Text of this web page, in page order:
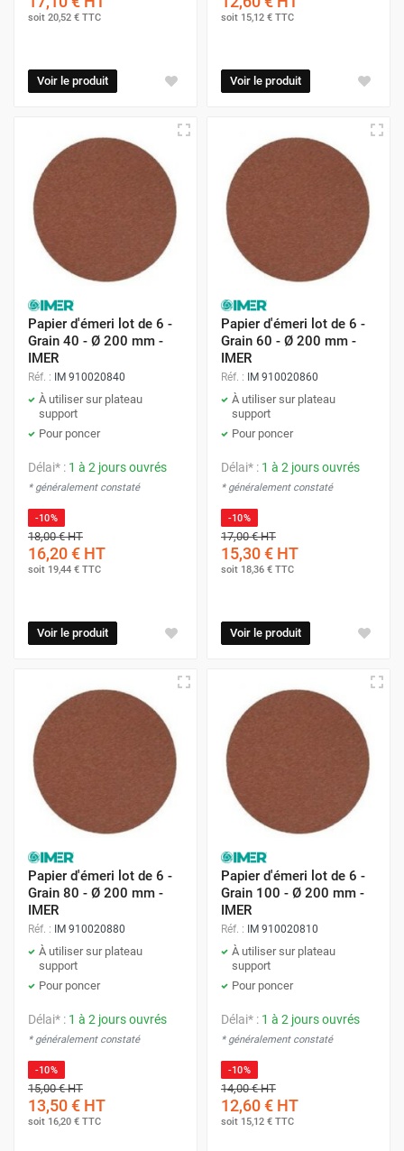
soit 20,52 € TTC
Voir le produit
soit 15,12 € TTC
Voir le produit
Papier d'émeri lot de 6 -
Grain 40 - Ø 200 mm -
IMER
Réf. : IM 910020840
À utiliser sur plateau
support
Pour poncer
Délai* : 1 à 2 jours ouvrés
* généralement constaté
-10%
18,00 €HT
16,20 € HT
soit 19,44 € TTC
Voir le produit
Papier d'émeri lot de 6 -
Grain 60 - Ø 200 mm -
IMER
Réf. : IM 910020860
À utiliser sur plateau
support
Pour poncer
Délai* : 1 à 2 jours ouvrés
* généralement constaté
-10%
17,00 €HT
15,30 € HT
soit 18,36 € TTC
Voir le produit
Papier d'émeri lot de 6 -
Grain 80 - Ø 200 mm -
IMER
Réf. : IM 910020880
À utiliser sur plateau
support
Pour poncer
Délai* : 1 à 2 jours ouvrés
* généralement constaté
-10%
15,00 €HT
13,50 € HT
soit 16,20 € TTC
Papier d'émeri lot de 6 -
Grain 100 - Ø 200 mm -
IMER
Réf. : IM 910020810
À utiliser sur plateau
support
Pour poncer
Délai* : 1 à 2 jours ouvrés
* généralement constaté
-10%
14,00 €HT
12,60 € HT
soit 15,12 € TTC